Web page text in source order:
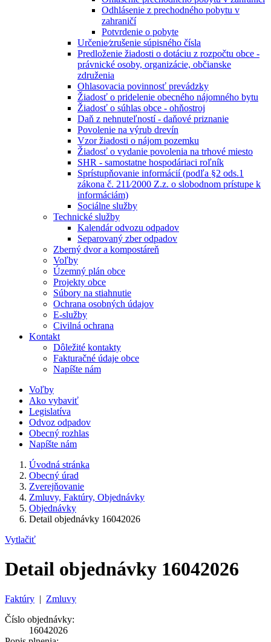
Odhlásenie z prechodného pobytu v
zahraničí
Potvrdenie o pobyte
Určenie⁄zrušenie súpisného čísla
Predloženie žiadosti o dotáciu z rozpočtu obce -
právnické osoby, organizácie, občianske
združenia
Ohlasovacia povinnosť prevádzky
Žiadosť o pridelenie obecného nájomného bytu
Žiadosť o súhlas obce - ohňostroj
Daň z nehnuteľností - daňové priznanie
Povolenie na výrub drevín
Vzor žiadosti o nájom pozemku
Žiadosť o vydanie povolenia na trhové miesto
SHR - samostatne hospodáriaci roľník
Sprístupňovanie informácií (podľa §2 ods.1
zákona č. 211⁄2000 Z.z. o slobodnom prístupe k
informáciám)
Sociálne služby
Technické služby
Kalendár odvozu odpadov
Separovaný zber odpadov
Zberný dvor a kompostáreň
Voľby
Územný plán obce
Projekty obce
Súbory na stiahnutie
Ochrana osobných údajov
E-služby
Civilná ochrana
Kontakt
Dôležité kontakty
Fakturačné údaje obce
Napíšte nám
Voľby
Ako vybaviť
Legislatíva
Odvoz odpadov
Obecný rozhlas
Napíšte nám
Úvodná stránka
Obecný úrad
Zverejňovanie
Zmluvy, Faktúry, Objednávky
Objednávky
Detail objednávky 16042026
Vytlačiť
Detail objednávky 16042026
Faktúry | Zmluvy
Číslo objednávky:
16042026